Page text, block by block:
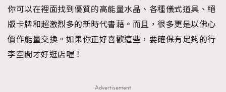
你可以在裡面找到優質的高能量水晶、各種儀式道具、絕
版卡牌和超激烈多的新時代書藉。而且，很多更是以佛心
價作能量交換。如果你正好喜歡這些，要確保有足夠的行
李空間才好逛店喔！
Advertisement